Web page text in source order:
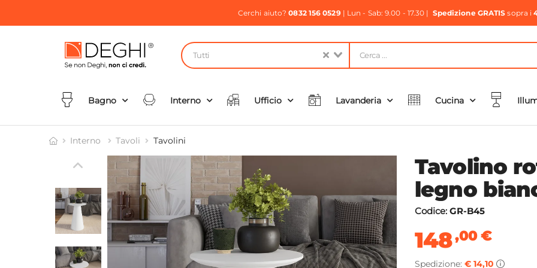
Cerchi aiuto?0832 156 0529| Lun - Sab: 9.00 - 17.30 | Spedizione GRATIS sopra i
Tutti
Bagno Interno Ufficio Lavanderia Cucina
Interno Tavoli Tavolini
Tavolino
legno
Codice: GR-B45
148,00€
Spedizione: € 14,10